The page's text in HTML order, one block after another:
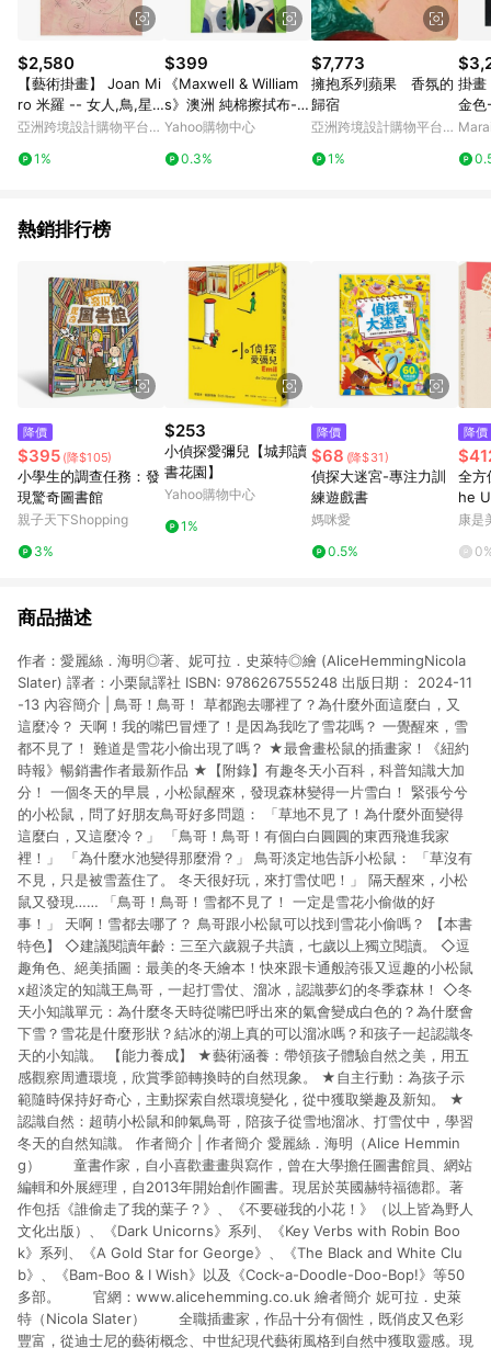
位、贈品與台灣樂天市場銷售網頁不符，以銷售網頁標示為準。
(6) 導購訂單已逾 365 天，根據台灣樂天回饋規定，逾期訂單將
不符合回饋資格。 (7) 若上述或其他原因，致使消費者無接收到
點數回饋或點數回饋有爭議，台灣樂天市場保有更改條款與法律
追訴之權利，活動詳情以樂天市場網站公告為準。
$2,580
【藝術掛畫】 Joan Mi
ro 米羅 -- 女人,鳥,星
星
亞洲跨境設計購物平台
1%
$399
《Maxwell & William
s》澳洲 純棉擦拭布-無
尾熊-- 廚房抹布 清潔
Yahoo購物中心
0.3%
$7,773
擁抱系列蘋果 香氛的
歸宿
亞洲跨境設計購物平台
1%
掛畫
金
熱銷排行榜
降價
$395 (降$105)
小學生的調查任務：發
現驚奇圖書館
親子天下Shopping
3%
$253
小偵探愛彌兒【城邦讀
書花園】
Yahoo購物中心
1%
降價
$68 (降$31)
偵探大迷宮-專注力訓
練遊戲書
媽咪愛
0.5%
降價
全方
he
康是
商品描述
作者：愛麗絲．海明◎著、妮可拉．史萊特◎繪 (AliceHemmingNicola
Slater) 譯者：小栗鼠譯社 ISBN: 9786267555248 出版日期： 2024-11
-13 內容簡介 | 鳥哥！鳥哥！ 草都跑去哪裡了？為什麼外面這麼白，又
這麼冷？ 天啊！我的嘴巴冒煙了！是因為我吃了雪花嗎？ 一覺醒來，雪
都不見了！ 難道是雪花小偷出現了嗎？ ★最會畫松鼠的插畫家！《紐約
時報》暢銷書作者最新作品 ★【附錄】有趣冬天小百科，科普知識大加
分！ 一個冬天的早晨，小松鼠醒來，發現森林變得一片雪白！ 緊張兮兮
的小松鼠，問了好朋友鳥哥好多問題： 「草地不見了！為什麼外面變得
這麼白，又這麼冷？」 「鳥哥！鳥哥！有個白白圓圓的東西飛進我家
裡！」 「為什麼水池變得那麼滑？」 鳥哥淡定地告訴小松鼠： 「草沒有
不見，只是被雪蓋住了。 冬天很好玩，來打雪仗吧！」 隔天醒來，小松
鼠又發現…… 「鳥哥！鳥哥！雪都不見了！ 一定是雪花小偷做的好
事！」 天啊！雪都去哪了？ 鳥哥跟小松鼠可以找到雪花小偷嗎？ 【本書
特色】 ◇建議閱讀年齡：三至六歲親子共讀，七歲以上獨立閱讀。 ◇逗
趣角色、絕美插圖：最美的冬天繪本！快來跟卡通般誇張又逗趣的小松鼠
x超淡定的知識王鳥哥，一起打雪仗、溜冰，認識夢幻的冬季森林！ ◇冬
天小知識單元：為什麼冬天時從嘴巴呼出來的氣會變成白色的？為什麼會
下雪？雪花是什麼形狀？結冰的湖上真的可以溜冰嗎？和孩子一起認識冬
天的小知識。 【能力養成】 ★藝術涵養：帶領孩子體驗自然之美，用五
感觀察周遭環境，欣賞季節轉換時的自然現象。 ★自主行動：為孩子示
範隨時保持好奇心，主動探索自然環境變化，從中獲取樂趣及新知。 ★
認識自然：超萌小松鼠和帥氣鳥哥，陪孩子從雪地溜冰、打雪仗中，學習
冬天的自然知識。 作者簡介 | 作者簡介 愛麗絲．海明（Alice Hemmin
g） 童書作家，自小喜歡畫畫與寫作，曾在大學擔任圖書館員、網站
編輯和外展經理，自2013年開始創作圖書。現居於英國赫特福德郡。著
作包括《誰偷走了我的葉子？》、《不要碰我的小花！》（以上皆為野人
文化出版）、《Dark Unicorns》系列、《Key Verbs with Robin Boo
k》系列、《A Gold Star for George》、《The Black and White Clu
b》、《Bam-Boo & I Wish》以及《Cock-a-Doodle-Doo-Bop!》等50
多部。 官網：www.alicehemming.co.uk 繪者簡介 妮可拉．史萊
特（Nicola Slater） 全職插畫家，作品十分有個性，既俏皮又色彩
豐富，從迪士尼的藝術概念、中世紀現代藝術風格到自然中獲取靈感。現